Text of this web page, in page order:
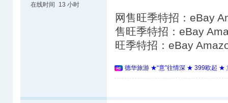
在线时间
13 小时
网售旺季特招：eBay
售旺季特招：eBay
旺季特招：eBay
德华旅游 ★“意”往情深 ★ 399欧起 ★